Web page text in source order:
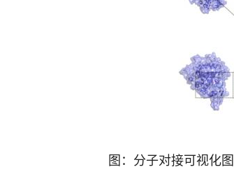
图：分子对接可视化图